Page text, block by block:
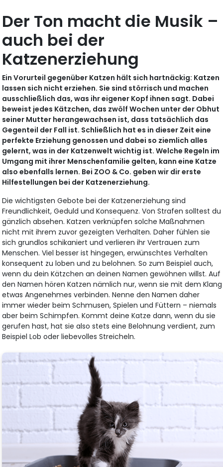
Der Ton macht die Musik –
auch bei der
Katzenerziehung
Ein Vorurteil gegenüber Katzen hält sich hartnäckig: Katzen
lassen sich nicht erziehen. Sie sind störrisch und machen
ausschließlich das, was ihr eigener Kopf ihnen sagt. Dabei
beweist jedes Kätzchen, das zwölf Wochen unter der Obhut
seiner Mutter herangewachsen ist, dass tatsächlich das
Gegenteil der Fall ist. Schließlich hat es in dieser Zeit eine
perfekte Erziehung genossen und dabei so ziemlich alles
gelernt, was in der Katzenwelt wichtig ist. Welche Regeln im
Umgang mit ihrer Menschenfamilie gelten, kann eine Katze
also ebenfalls lernen. Bei ZOO & Co. geben wir dir erste
Hilfestellungen bei der Katzenerziehung.
Die wichtigsten Gebote bei der Katzenerziehung sind
Freundlichkeit, Geduld und Konsequenz. Von Strafen solltest du
gänzlich absehen. Katzen verknüpfen solche Maßnahmen
nicht mit ihrem zuvor gezeigten Verhalten. Daher fühlen sie
sich grundlos schikaniert und verlieren ihr Vertrauen zum
Menschen. Viel besser ist hingegen, erwünschtes Verhalten
konsequent zu loben und zu belohnen. So zum Beispiel auch,
wenn du dein Kätzchen an deinen Namen gewöhnen willst. Auf
den Namen hören Katzen nämlich nur, wenn sie mit dem Klang
etwas Angenehmes verbinden. Nenne den Namen daher
immer wieder beim Schmusen, Spielen und Füttern – niemals
aber beim Schimpfen. Kommt deine Katze dann, wenn du sie
gerufen hast, hat sie also stets eine Belohnung verdient, zum
Beispiel Lob oder liebevolles Streicheln.